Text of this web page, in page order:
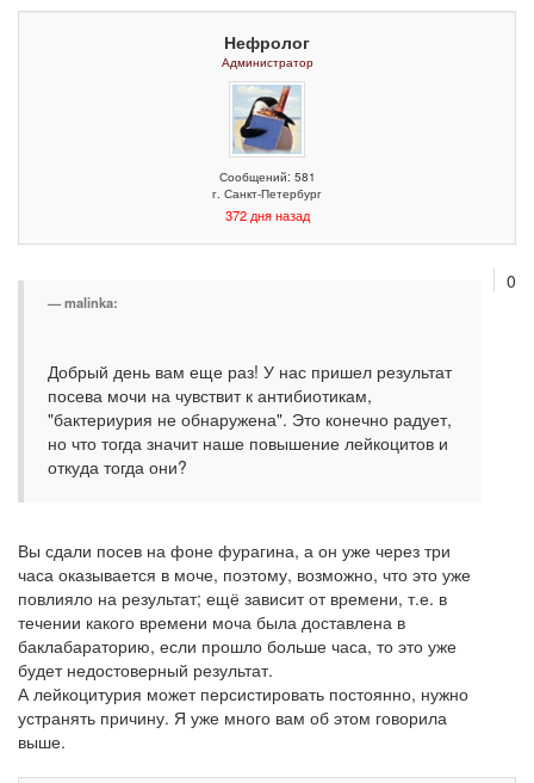
Нефролог
Администратор
Сообщений: 581
г. Санкт-Петербург
372 дня назад
0
malinka:
Добрый день вам еще раз! У нас пришел результат
посева мочи на чувствит к антибиотикам,
"бактериурия не обнаружена". Это конечно радует,
но что тогда значит наше повышение лейкоцитов и
откуда тогда они?
Вы сдали посев на фоне фурагина, а он уже через три
часа оказывается в моче, поэтому, возможно, что это уже
повлияло на результат; ещё зависит от времени, т.е. в
течении какого времени моча была доставлена в
баклабараторию, если прошло больше часа, то это уже
будет недостоверный результат.
А лейкоцитурия может персистировать постоянно, нужно
устранять причину. Я уже много вам об этом говорила
выше.